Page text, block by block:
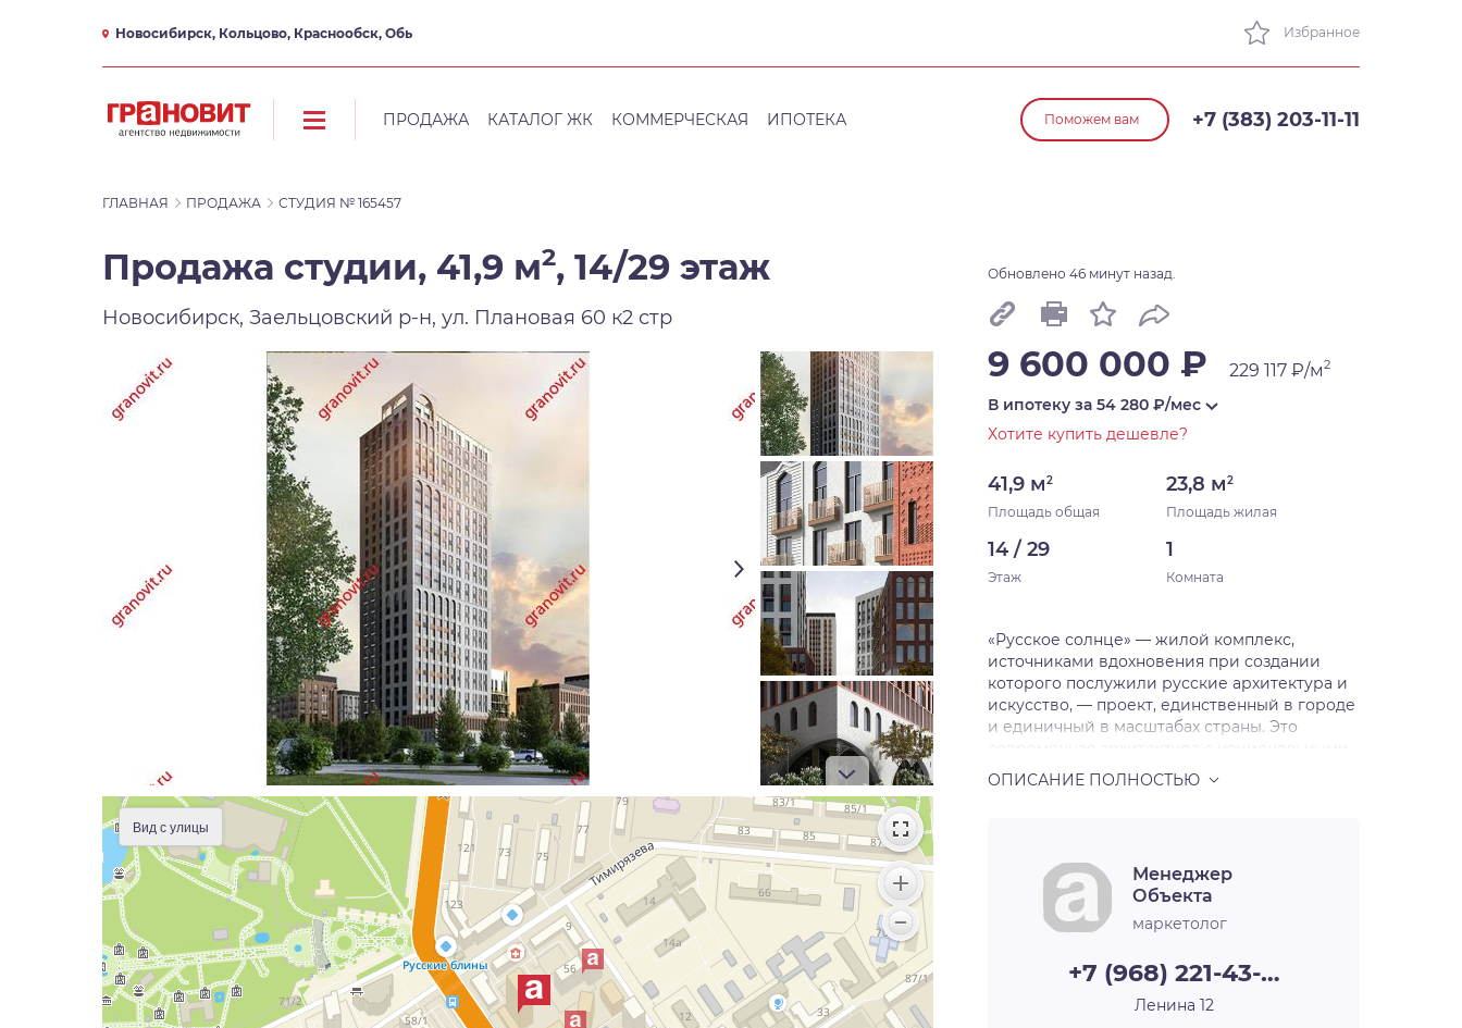
Новосибирск, Кольцово, Краснообск, Обь Избранное
ПРОДАЖА КАТАЛОГ ЖК КОММЕРЧЕСКАЯ ИПОТЕКА Поможем вам +7 (383) 203-11-11
ГЛАВНАЯ ПРОДАЖА СТУДИЯ № 165457
Продажа студии, 41,9 м2, 14/29 этаж
Новосибирск, Заельцовский р-н, ул. Плановая 60 к2 стр
Вид с улицы
Обновлено 46 минут назад.
9 600 000 ₽ 229 117 ₽/м2
В ипотеку за 54 280 ₽/мес
Хотите купить дешевле?
41,9 м2
Площадь общая
23,8 м2
Площадь жилая
14 / 29
Этаж
1
Комната
«Русское солнце» — жилой комплекс,
источниками вдохновения при создании
которого послужили русские архитектура и
искусство, — проект, единственный в городе
и единичный в масштабах страны. Это
мотивами, художественная переработка
русских исторических стилей в нашем
архитектуре и искусстве, существовавшие в
нашей стране в XIX — начале XX века и
прерванные революцией на пике развития.
комплекс будет включать шесть домов,
каждый из которых уникален, каждый —
произведение архитектурного и
Менеджер
Объекта
маркетолог
+7 (968) 221-43-…
Ленина 12